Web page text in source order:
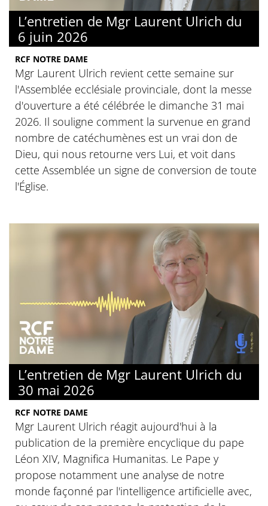
L’entretien de Mgr Laurent Ulrich du
6 juin 2026
RCF NOTRE DAME
Mgr Laurent Ulrich revient cette semaine sur
l'Assemblée ecclésiale provinciale, dont la messe
d'ouverture a été célébrée le dimanche 31 mai
2026. Il souligne comment la survenue en grand
nombre de catéchumènes est un vrai don de
Dieu, qui nous retourne vers Lui, et voit dans
cette Assemblée un signe de conversion de toute
l'Église.
L’entretien de Mgr Laurent Ulrich du
30 mai 2026
RCF NOTRE DAME
Mgr Laurent Ulrich réagit aujourd'hui à la
publication de la première encyclique du pape
Léon XIV, Magnifica Humanitas. Le Pape y
propose notamment une analyse de notre
monde façonné par l'intelligence artificielle avec,